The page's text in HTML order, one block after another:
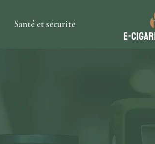
Santé et sécurité